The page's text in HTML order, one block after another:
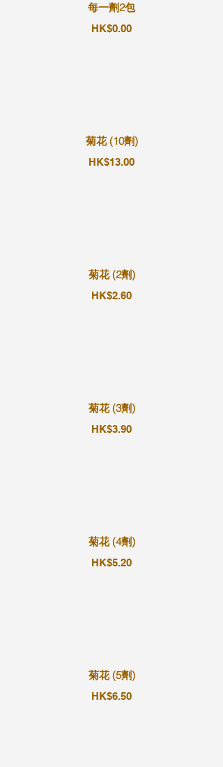
每一劑2包
HK$0.00
菊花 (10劑)
HK$13.00
菊花 (2劑)
HK$2.60
菊花 (3劑)
HK$3.90
菊花 (4劑)
HK$5.20
菊花 (5劑)
HK$6.50